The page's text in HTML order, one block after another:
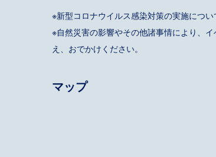
※新型コロナウイルス感染対策の実施につ
※自然災害の影響やその他諸事情により、
え、おでかけください。
マップ